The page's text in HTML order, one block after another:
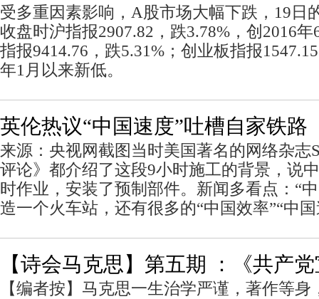
受多重因素影响，A股市场大幅下跌，19日
收盘时沪指报2907.82，跌3.78%，创2016
指报9414.76，跌5.31%；创业板指报
年1月以来新低。
英伦热议“中国速度”吐槽自家铁路
来源：央视网截图当时美国著名的网络杂志
评论》都介绍了这段9小时施工的背景，说
时作业，安装了预制部件。新闻多看点：“
造一个火车站，还有很多的“中国效率”“中
【诗会马克思】第五期 ：《共产
【编者按】马克思一生治学严谨，著作等